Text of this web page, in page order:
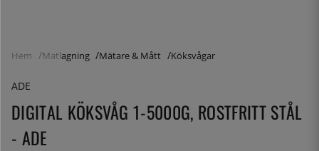
Hem Matlagning Mätare & Mått Köksvågar
ADE
DIGITAL KÖKSVÅG 1-5000G, ROSTFRITT STÅL
- ADE